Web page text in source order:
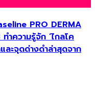
PRO DERMA
ำความรู้จัก ‘ไกลโค
ละจุดด่างดำล่าสุดจาก